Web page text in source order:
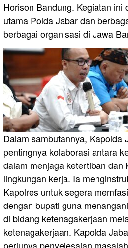
Horison Bandung. Kegiatan ini
utama Polda Jabar dan
berbagai organisasi di Jawa
Dalam sambutannya, Kapolda
pentingnya kolaborasi antara
dalam menjaga ketertiban dan
lingkungan kerja. Ia
Kapolres untuk segera
dengan bupati guna
di bidang ketenagakerjaan
ketenagakerjaan. Kapolda
perlunya penyelesaian